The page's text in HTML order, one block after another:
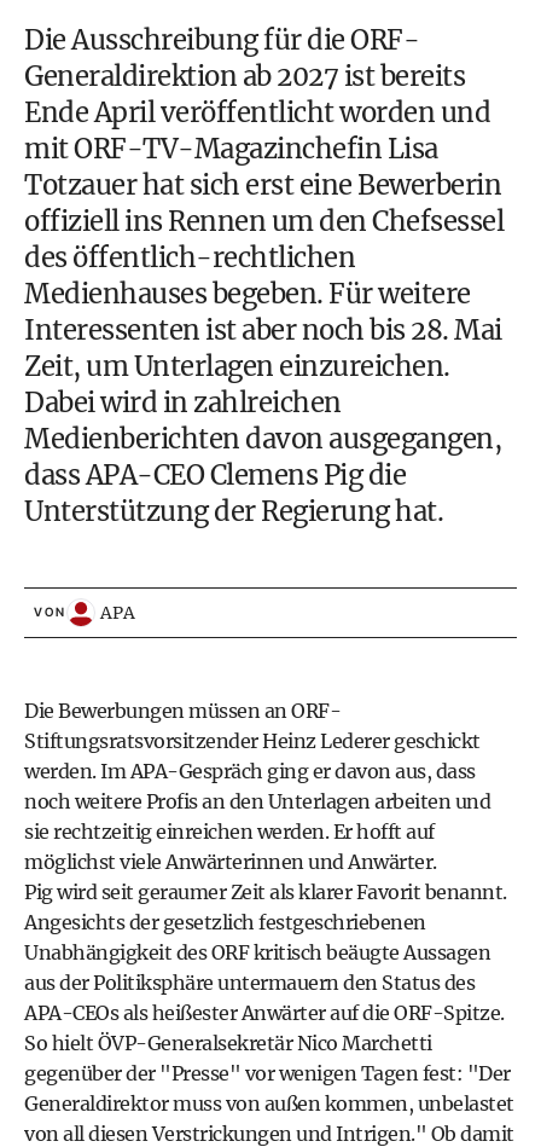
Die Ausschreibung für die ORF-
Generaldirektion ab 2027 ist bereits
Ende April veröffentlicht worden und
mit ORF-TV-Magazinchefin Lisa
Totzauer hat sich erst eine Bewerberin
offiziell ins Rennen um den Chefsessel
des öffentlich-rechtlichen
Medienhauses begeben. Für weitere
Interessenten ist aber noch bis 28. Mai
Zeit, um Unterlagen einzureichen.
Dabei wird in zahlreichen
Medienberichten davon ausgegangen,
dass APA-CEO Clemens Pig die
Unterstützung der Regierung hat.
VON APA
Die Bewerbungen müssen an ORF-
Stiftungsratsvorsitzender Heinz Lederer geschickt
werden. Im APA-Gespräch ging er davon aus, dass
noch weitere Profis an den Unterlagen arbeiten und
sie rechtzeitig einreichen werden. Er hofft auf
möglichst viele Anwärterinnen und Anwärter.
Pig wird seit geraumer Zeit als klarer Favorit benannt.
Angesichts der gesetzlich festgeschriebenen
Unabhängigkeit des ORF kritisch beäugte Aussagen
aus der Politiksphäre untermauern den Status des
APA-CEOs als heißester Anwärter auf die ORF-Spitze.
So hielt ÖVP-Generalsekretär Nico Marchetti
gegenüber der "Presse" vor wenigen Tagen fest: "Der
Generaldirektor muss von außen kommen, unbelastet
von all diesen Verstrickungen und Intrigen." Ob damit